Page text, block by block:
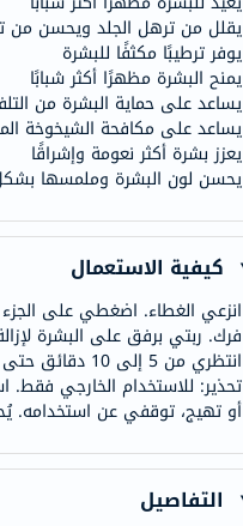
يقلل من ترهل الجلد ويحسن من
يوفر ترطيبًا مكثفًا للبشرة
يمنح البشرة مظهرًا أكثر شبابًا
يساعد على حماية البشرة من
يساعد على مكافحة الشيخوخة
يعزز بشرة أكثر نعومة وإشراقًا
يحسن لون البشرة وملمسها
كيفية الاستعمال
انزعي الغطاء. اضغطي على
فرك. ربتي برفق على البشرة
انتظري من 5 إلى 10 دقائق حتى يمتص المنتج. بعد امتصاص المنتج، استخدمي مرطب إكسوفينس. استخدميه يوميًا.
تحذير: للاستخدام الخارجي
أو تهيج، توقفي عن استخدامه.
التفاصيل